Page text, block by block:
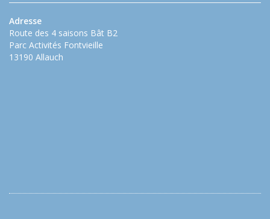
Adresse
Route des 4 saisons Bât B2
Parc Activités Fontvieille
13190 Allauch